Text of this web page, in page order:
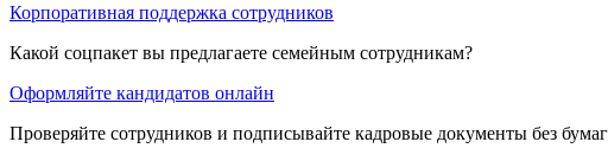
Корпоративная поддержка сотрудников
Какой соцпакет вы предлагаете семейным сотрудникам?
Оформляйте кандидатов онлайн
Проверяйте сотрудников и подписывайте кадровые документы без